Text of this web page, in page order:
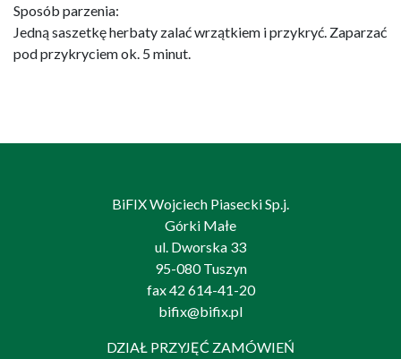
Sposób parzenia:
Jedną saszetkę herbaty zalać wrzątkiem i przykryć. Zaparzać
pod przykryciem ok. 5 minut.
BiFIX Wojciech Piasecki Sp.j.
Górki Małe
ul. Dworska 33
95-080 Tuszyn
fax 42 614-41-20
bifix@bifix.pl
DZIAŁ PRZYJĘĆ ZAMÓWIEŃ